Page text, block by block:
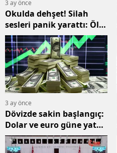
3 ay önce
Okulda dehşet! Silah
sesleri panik yarattı: Ölü
ve yaralılar var
3 ay önce
Dövizde sakin başlangıç:
Dolar ve euro güne yatay
başladı